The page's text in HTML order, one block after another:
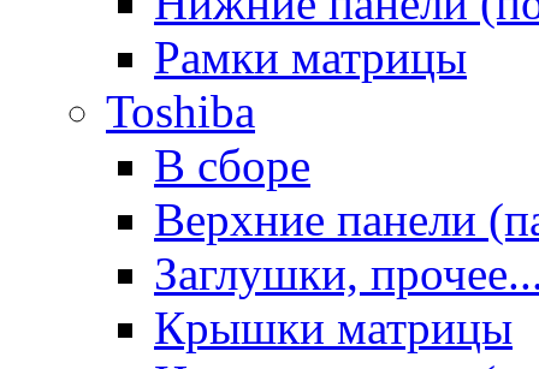
Рамки матрицы
Toshiba
В сборе
Верхние панели
Заглушки,
Крышки матрицы